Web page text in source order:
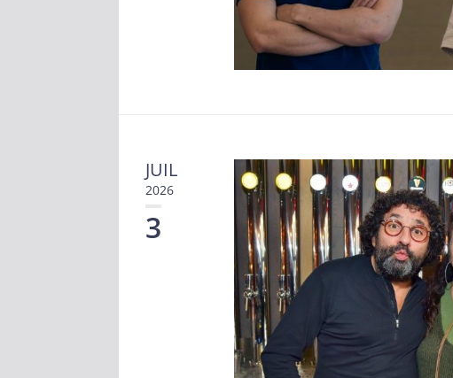
JUIL
2026
3